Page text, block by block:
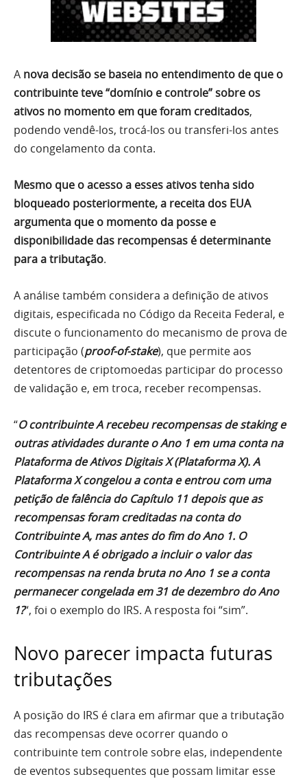
A nova decisão se baseia no entendimento de que o
contribuinte teve “domínio e controle” sobre os
ativos no momento em que foram creditados,
podendo vendê-los, trocá-los ou transferi-los antes
do congelamento da conta.
Mesmo que o acesso a esses ativos tenha sido
bloqueado posteriormente, a receita dos EUA
argumenta que o momento da posse e
disponibilidade das recompensas é determinante
para a tributação.
A análise também considera a definição de ativos
digitais, especificada no Código da Receita Federal, e
discute o funcionamento do mecanismo de prova de
participação (proof-of-stake), que permite aos
detentores de criptomoedas participar do processo
de validação e, em troca, receber recompensas.
“O contribuinte A recebeu recompensas de staking e
outras atividades durante o Ano 1 em uma conta na
Plataforma de Ativos Digitais X (Plataforma X). A
Plataforma X congelou a conta e entrou com uma
petição de falência do Capítulo 11 depois que as
recompensas foram creditadas na conta do
Contribuinte A, mas antes do fim do Ano 1. O
Contribuinte A é obrigado a incluir o valor das
recompensas na renda bruta no Ano 1 se a conta
permanecer congelada em 31 de dezembro do Ano
1?“, foi o exemplo do IRS. A resposta foi “sim”.
Novo parecer impacta futuras
tributações
A posição do IRS é clara em afirmar que a tributação
das recompensas deve ocorrer quando o
contribuinte tem controle sobre elas, independente
de eventos subsequentes que possam limitar esse